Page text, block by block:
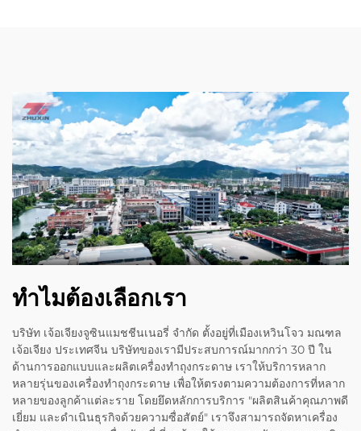
ทำไมต้องเลือกเรา
บริษัท เจ้อเจียงจูซินแมชชีนเนอรี่ จำกัด ตั้งอยู่ที่เมืองเหวินโจว มณฑล
เจ้อเจียง ประเทศจีน บริษัทของเรามีประสบการณ์มากกว่า 30 ปี ใน
ด้านการออกแบบและผลิตเครื่องทำถุงกระดาษ เราให้บริการหลาก
หลายรุ่นของเครื่องทำถุงกระดาษ เพื่อให้ตรงตามความต้องการที่หลาก
หลายของลูกค้าแต่ละราย โดยยึดหลักการบริการ "ผลิตสินค้าคุณภาพดี
เยี่ยม และดำเนินธุรกิจด้วยความซื่อสัตย์" เราจึงสามารถจัดหาเครื่อง